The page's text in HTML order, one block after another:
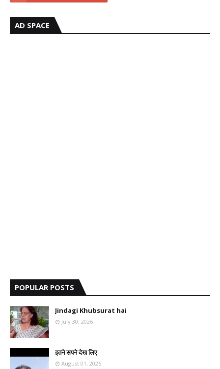
AD SPACE
POPULAR POSTS
Jindagi Khubsurat hai
July 30, 2026
इतने सपने देख लिए
August 01, 2026